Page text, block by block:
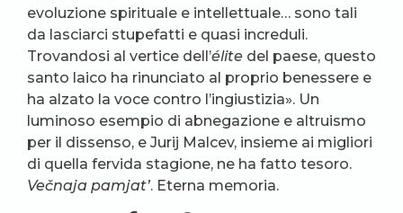
evoluzione spirituale e intellettuale… sono tali
da lasciarci stupefatti e quasi increduli.
Trovandosi al vertice dell’élite del paese, questo
santo laico ha rinunciato al proprio benessere e
ha alzato la voce contro l’ingiustizia». Un
luminoso esempio di abnegazione e altruismo
per il dissenso, e Jurij Malcev, insieme ai migliori
di quella fervida stagione, ne ha fatto tesoro.
Večnaja pamjat’. Eterna memoria.